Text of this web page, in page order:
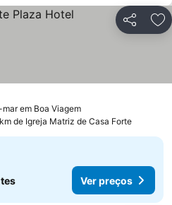
Partilhar
em Boa Viagem
de Igreja Matriz de Casa Forte
Ver preços